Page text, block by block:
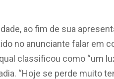
ao fim de sua
no anunciante falar em
classificou como “um
“Hoje se perde muito